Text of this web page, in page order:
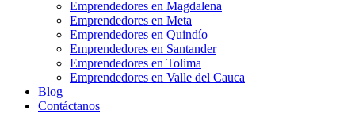
Emprendedores en Magdalena
Emprendedores en Meta
Emprendedores en Quindío
Emprendedores en Santander
Emprendedores en Tolima
Emprendedores en Valle del Cauca
Blog
Contáctanos